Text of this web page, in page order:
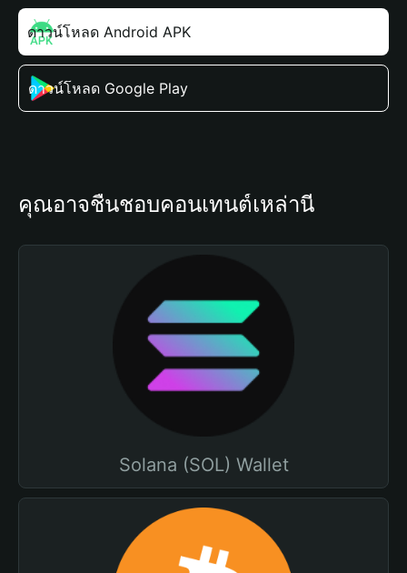
ดาวน์โหลด Android APK
ดาวน์โหลด Google Play
คุณอาจชื่นชอบคอนเทนต์เหล่านี้
Solana (SOL) Wallet